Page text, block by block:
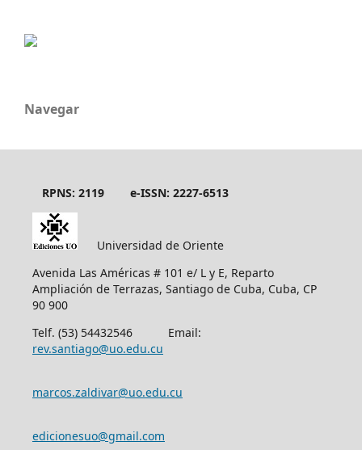
Navegar
RPNS: 2119 e-ISSN: 2227-6513
Universidad de Oriente
Avenida Las Américas # 101 e/ L y E, Reparto
Ampliación de Terrazas, Santiago de Cuba, Cuba, CP
90 900
Telf. (53) 54432546 Email:
rev.santiago@uo.edu.cu
marcos.zaldivar@uo.edu.cu
edicionesuo@gmail.com